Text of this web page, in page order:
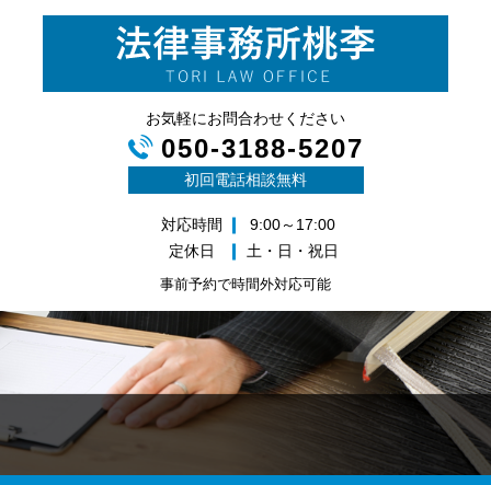
お気軽にお問合わせください
050-3188-5207
初回電話相談無料
対応時間
9:00～17:00
定休日
土・日・祝日
事前予約で時間外対応可能